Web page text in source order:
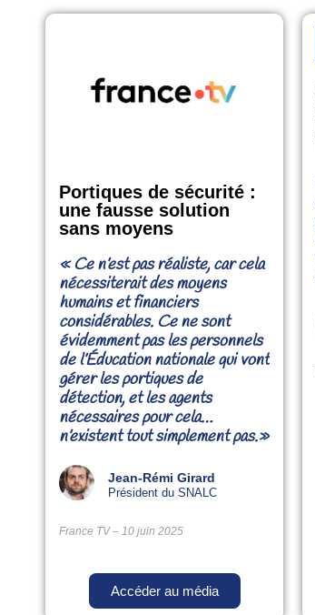
Portiques de sécurité :
une fausse solution
sans moyens
« Ce n’est pas réaliste, car cela
nécessiterait des moyens
humains et financiers
considérables. Ce ne sont
évidemment pas les personnels
de l’Éducation nationale qui vont
gérer les portiques de
détection, et les agents
nécessaires pour cela…
n’existent tout simplement pas.»
Jean-Rémi Girard
Président du SNALC
France TV – 10 juin 2025
Accéder au média